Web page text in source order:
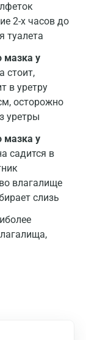
2-х часов до
туалета
мазка у
стоит,
в уретру
осторожно
уретры
мазка у
садится в
влагалище
слизь